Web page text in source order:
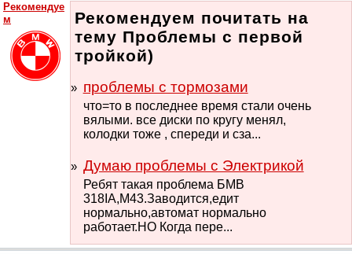
Рекомендуе
м
Рекомендуем почитать на
тему Проблемы с первой
тройкой)
проблемы с тормозами
что=то в последнее время стали очень
вялыми. все диски по кругу менял,
колодки тоже , спереди и сза...
Думаю проблемы с Электрикой
Ребят такая проблема БМВ
318IA,M43.Заводится,едит
нормально,автомат нормально
работает.НО Когда пере...